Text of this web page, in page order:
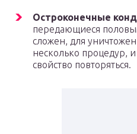
Остроконечные
передающиеся
сложен, для
несколько процедур,
свойство повторяться.